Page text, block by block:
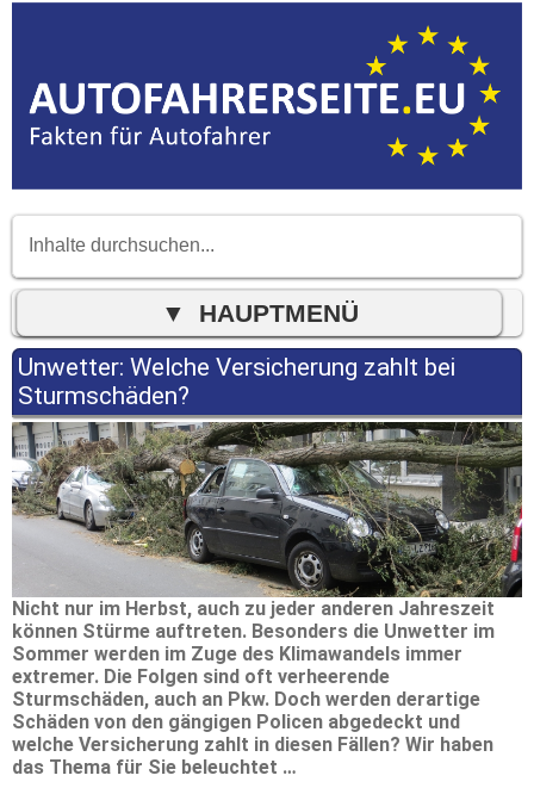
Unwetter: Welche Versicherung zahlt bei
Sturmschäden?
Nicht nur im Herbst, auch zu jeder anderen Jahreszeit
können Stürme auftreten. Besonders die Unwetter im
Sommer werden im Zuge des Klimawandels immer
extremer. Die Folgen sind oft verheerende
Sturmschäden, auch an Pkw. Doch werden derartige
Schäden von den gängigen Policen abgedeckt und
welche Versicherung zahlt in diesen Fällen? Wir haben
das Thema für Sie beleuchtet …